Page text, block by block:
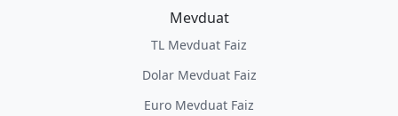
Mevduat
TL Mevduat Faiz
Dolar Mevduat Faiz
Euro Mevduat Faiz